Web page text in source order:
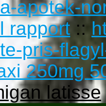
apotek-
rapport ::
pris-
250mg
latisse